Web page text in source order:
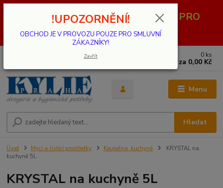
OBCHOD JE V PROVOZU POUZE PRO
SMLUVNÍ ZÁKAZNÍKY!
Menu
Hledat
0 ks
za 0,00 Kč
Úvod Mycí a čistící prostředky Koupelna, kuchyně
KRYSTAL na
kuchyně 5L
KRYSTAL na kuchyně 5L
!UPOZORNĚNÍ!
OBCHOD JE V PROVOZU POUZE PRO SMLUVNÍ
ZÁKAZNÍKY!
Zavřít